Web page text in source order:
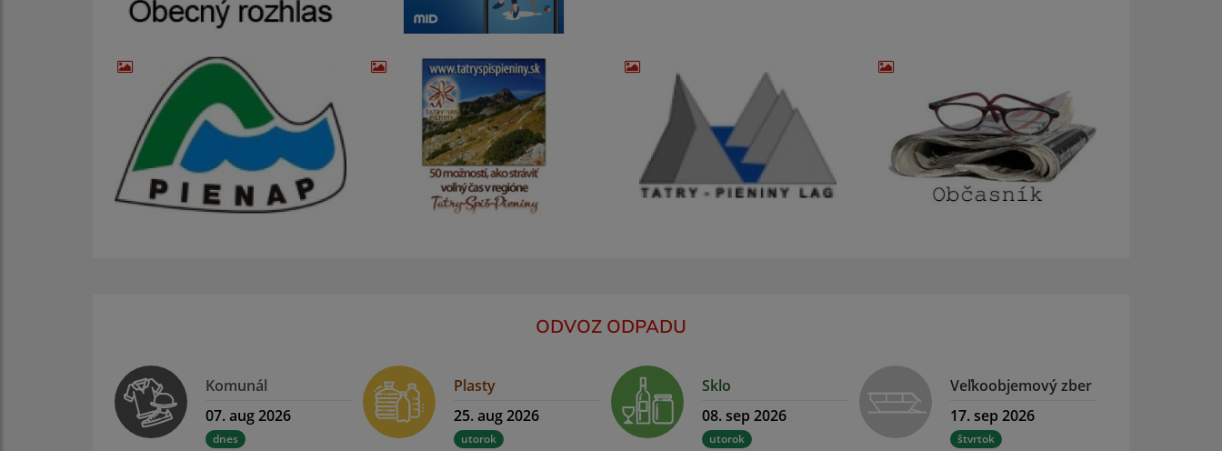
ODVOZ ODPADU
Komunál
07. aug 2026
dnes
Plasty
25. aug 2026
utorok
Sklo
08. sep 2026
utorok
Veľkoobjemový zber
17. sep 2026
štvrtok